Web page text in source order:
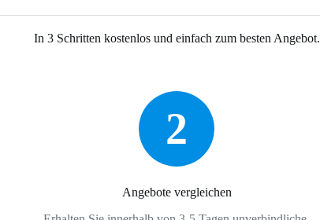
In 3 Schritten kostenlos und einfach zum besten Angebot.
2
Angebote vergleichen